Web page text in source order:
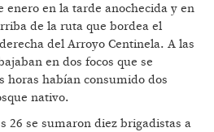
enero en la tarde anochecida y en
de la ruta que bordea el
del Arroyo Centinela. A las
en dos focos que se
horas habían consumido dos
nativo.
26 se sumaron diez brigadistas a